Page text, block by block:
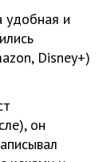
удобная и
Disney+)
он